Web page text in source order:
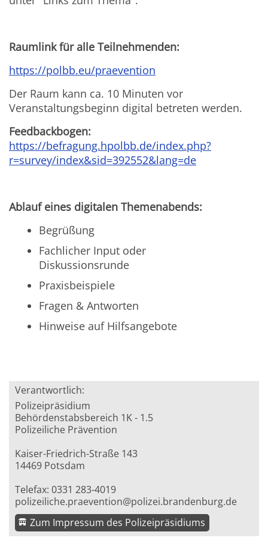
Raumlink für alle Teilnehmenden:
https://polbb.eu/praevention
Der Raum kann ca. 10 Minuten vor
Veranstaltungsbeginn digital betreten werden.
Feedbackbogen:
https://befragung.hpolbb.de/index.php?
r=survey/index&sid=392552&lang=de
Ablauf eines digitalen Themenabends:
Begrüßung
Fachlicher Input oder
Diskussionsrunde
Praxisbeispiele
Fragen & Antworten
Hinweise auf Hilfsangebote
Verantwortlich:
Polizeipräsidium
Behördenstabsbereich 1K - 1.5
Polizeiliche Prävention
Kaiser-Friedrich-Straße 143
14469 Potsdam
Telefax: 0331 283-4019
polizeiliche.praevention@polizei.brandenburg.de
Zum Impressum des Polizeipräsidiums